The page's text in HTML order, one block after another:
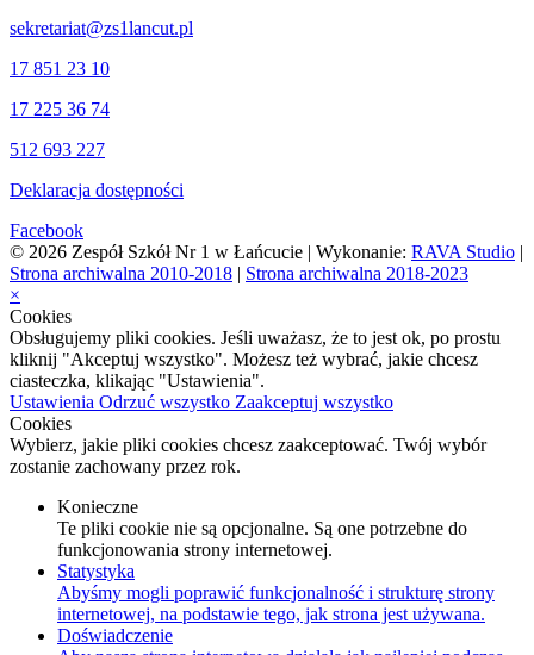
sekretariat@zs1lancut.pl
17 851 23 10
17 225 36 74
512 693 227
Deklaracja dostępności
Facebook
© 2026 Zespół Szkół Nr 1 w Łańcucie | Wykonanie: RAVA Studio |
Strona archiwalna 2010-2018 | Strona archiwalna 2018-2023
×
Cookies
Obsługujemy pliki cookies. Jeśli uważasz, że to jest ok, po prostu
kliknij "Akceptuj wszystko". Możesz też wybrać, jakie chcesz
ciasteczka, klikając "Ustawienia".
Ustawienia Odrzuć wszystko Zaakceptuj wszystko
Cookies
Wybierz, jakie pliki cookies chcesz zaakceptować. Twój wybór
zostanie zachowany przez rok.
Konieczne
Te pliki cookie nie są opcjonalne. Są one potrzebne do
funkcjonowania strony internetowej.
Statystyka
Abyśmy mogli poprawić funkcjonalność i strukturę strony
internetowej, na podstawie tego, jak strona jest używana.
Doświadczenie